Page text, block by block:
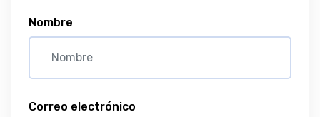
Nombre
Correo electrónico